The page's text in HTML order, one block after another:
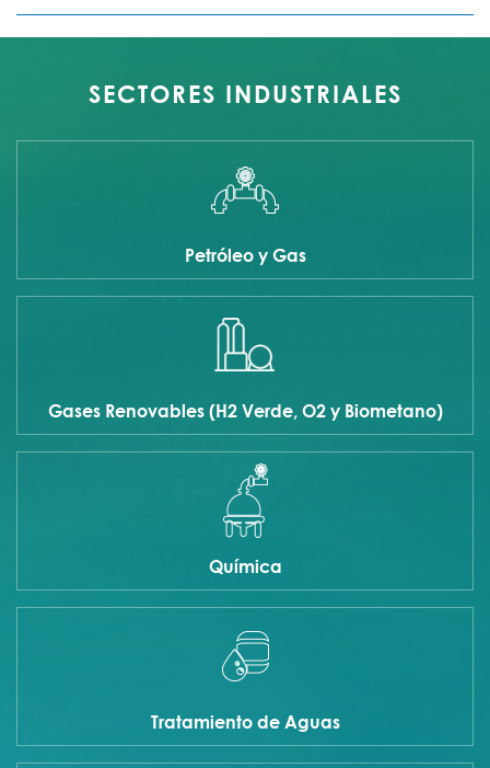
SECTORES INDUSTRIALES
Petróleo y Gas
Gases Renovables (H2 Verde, O2 y Biometano)
Química
Tratamiento de Aguas